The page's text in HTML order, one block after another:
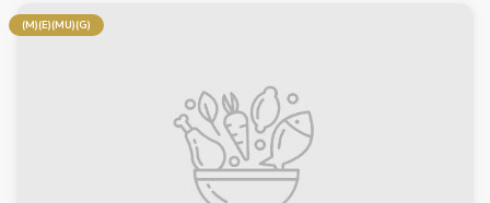
(M)(E)(MU)(G)